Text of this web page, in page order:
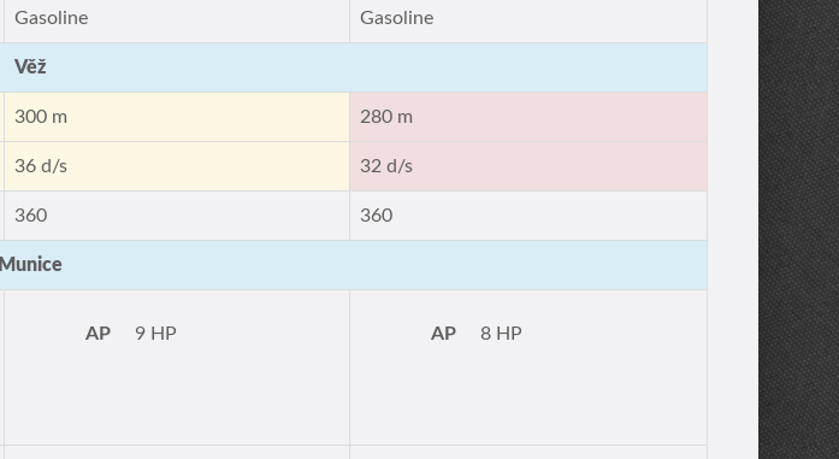
Gasoline Gasoline
Věž
300 m 280 m
36 d/s 32 d/s
360 360
Munice
AP 9 HP AP 8 HP